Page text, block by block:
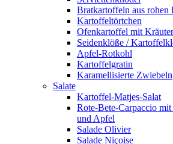
Bratkartoffeln aus rohen
Kartoffeltörtchen
Ofenkartoffel mit
Seidenklöße /
Apfel-Rotkohl
Kartoffelgratin
Karamellisierte Zwiebeln
Salate
Kartoffel-Matjes-Salat
Rote-Bete-Carpaccio
und Apfel
Salade Olivier
Salade Niçoise